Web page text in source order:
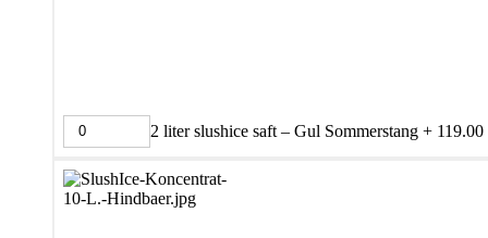
2 liter slushice saft – Gul Sommerstang + 119.00